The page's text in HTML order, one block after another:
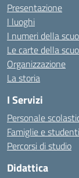
Presentazione
I luoghi
I numeri della
Le carte della
Organizzazione
La storia
I Servizi
Personale
Famiglie e studenti
Percorsi di studio
Didattica